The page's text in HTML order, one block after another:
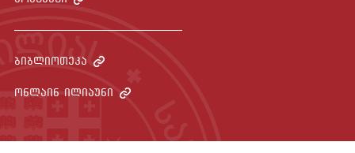
კონტაქტი
Covid-19
ბიბლიოთეკა
ონლაინ ილიაუნი